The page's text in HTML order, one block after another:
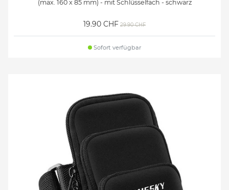
(max. 160 x 85 mm) - mit Schlüsselfach - schwarz
19.90 CHF 29.90 CHF
Sofort verfügbar